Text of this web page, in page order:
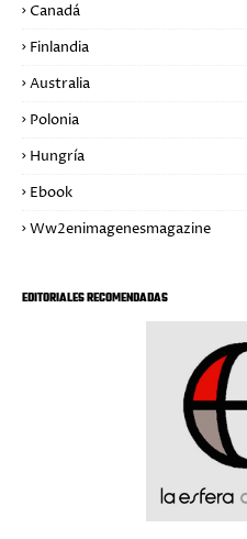
Canadá
Finlandia
Australia
Polonia
Hungría
Ebook
Ww2enimagenesmagazine
EDITORIALES RECOMENDADAS